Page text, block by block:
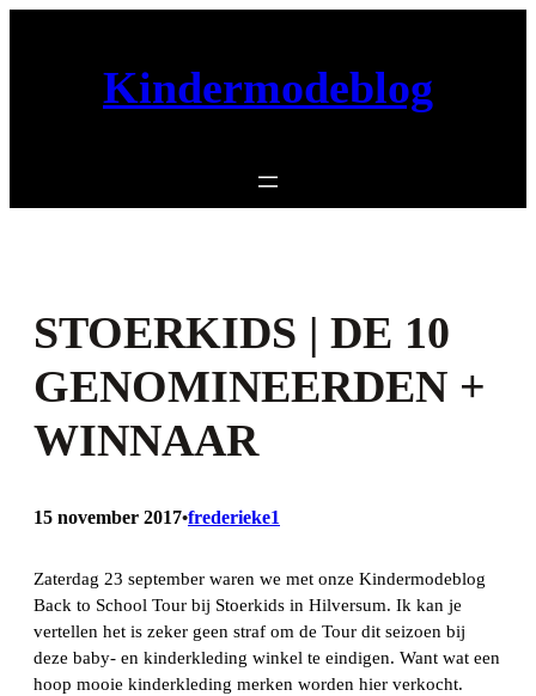
Kindermodeblog
STOERKIDS | DE 10
GENOMINEERDEN +
WINNAAR
15 november 2017•frederieke1
Zaterdag 23 september waren we met onze Kindermodeblog
Back to School Tour bij Stoerkids in Hilversum. Ik kan je
vertellen het is zeker geen straf om de Tour dit seizoen bij
deze baby- en kinderkleding winkel te eindigen. Want wat een
hoop mooie kinderkleding merken worden hier verkocht.